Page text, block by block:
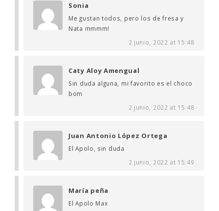
Sonia
Me gustan todos, pero los de fresa y
Nata mmmm!
2 junio, 2022 at 15:48
Caty Aloy Amengual
Sin duda alguna, mi favorito es el choco
bom
2 junio, 2022 at 15:48
Juan Antonio López Ortega
El Apolo, sin duda
2 junio, 2022 at 15:49
María peña
El Apolo Max